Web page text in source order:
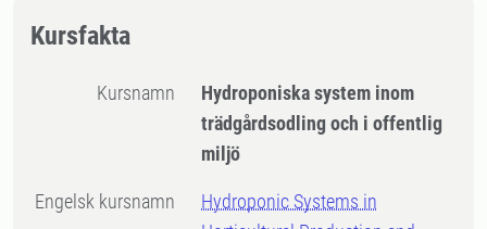
Kursfakta
Kursnamn
Hydroponiska system inom
trädgårdsodling och i offentlig
miljö
Engelsk kursnamn
Hydroponic Systems in